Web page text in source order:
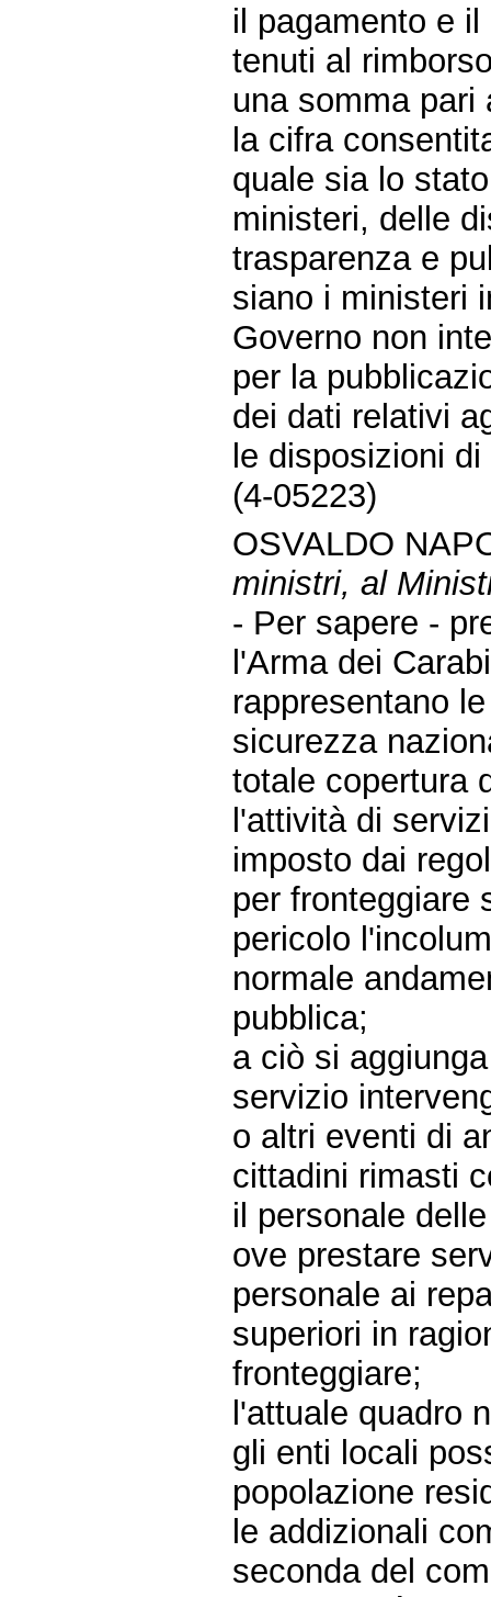
il pagamento e
tenuti al
una somma pari
la cifra
quale sia lo
ministeri, delle
trasparenza e
siano i ministeri
Governo non
per la
dei dati relativi
le disposizioni
(4-05223)
OSVALDO
ministri, al
- Per sapere -
l'Arma dei
rappresentano
sicurezza
totale copertura
l'attività di
imposto dai
per fronteggiare
pericolo
normale
pubblica;
a ciò si
servizio
o altri eventi di
cittadini rimasti
il personale
ove prestare
personale ai
superiori in
fronteggiare;
l'attuale quadro
gli enti locali
popolazione
le addizionali
seconda del